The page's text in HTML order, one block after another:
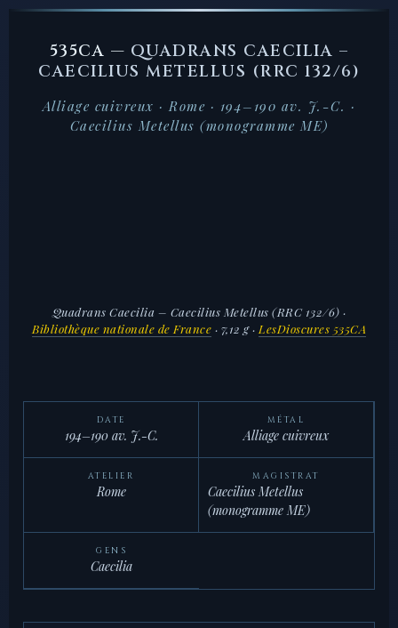
535CA — QUADRANS CAECILIA –
CAECILIUS METELLUS (RRC 132/6)
Alliage cuivreux · Rome · 194–190 av. J.-C. ·
Caecilius Metellus (monogramme ME)
Quadrans Caecilia – Caecilius Metellus (RRC 132/6) ·
Bibliothèque nationale de France · 7,12 g · LesDioscures 535CA
DATE
194–190 av. J.-C.
MÉTAL
Alliage cuivreux
ATELIER
Rome
MAGISTRAT
Caecilius Metellus
(monogramme ME)
GENS
Caecilia